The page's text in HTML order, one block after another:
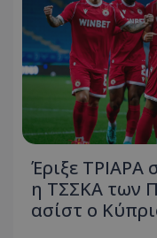
Έριξε ΤΡΙΑΡΑ
η ΤΣΣΚΑ των
ασίστ ο